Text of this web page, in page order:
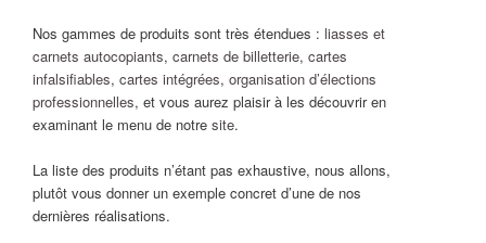
Nos gammes de produits sont très étendues : liasses et
carnets autocopiants, carnets de billetterie, cartes
infalsifiables, cartes intégrées, organisation d’élections
professionnelles, et vous aurez plaisir à les découvrir en
examinant le menu de notre site.
La liste des produits n’étant pas exhaustive, nous allons,
plutôt vous donner un exemple concret d’une de nos
dernières réalisations.